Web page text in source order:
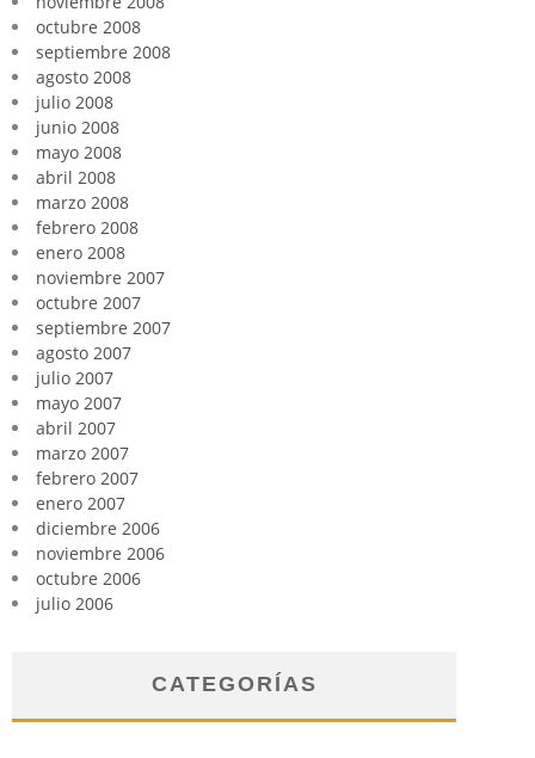
octubre 2008
septiembre 2008
agosto 2008
julio 2008
junio 2008
mayo 2008
abril 2008
marzo 2008
febrero 2008
enero 2008
noviembre 2007
octubre 2007
septiembre 2007
agosto 2007
julio 2007
mayo 2007
abril 2007
marzo 2007
febrero 2007
enero 2007
diciembre 2006
noviembre 2006
octubre 2006
julio 2006
CATEGORÍAS